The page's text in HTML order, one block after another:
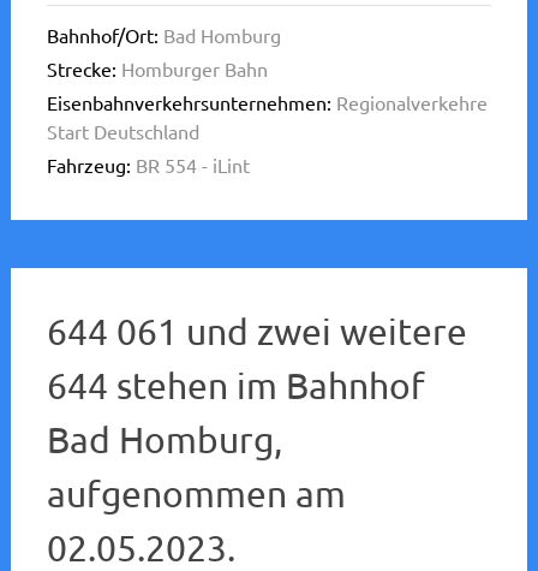
Bahnhof/Ort: Bad Homburg
Strecke: Homburger Bahn
Eisenbahnverkehrsunternehmen: Regionalverkehre
Start Deutschland
Fahrzeug: BR 554 - iLint
644 061 und zwei weitere
644 stehen im Bahnhof
Bad Homburg,
aufgenommen am
02.05.2023.